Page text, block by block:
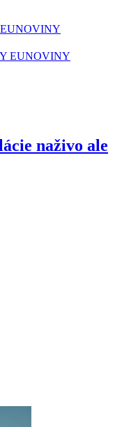
EUNOVINY
EUNOVINY
naživo ale